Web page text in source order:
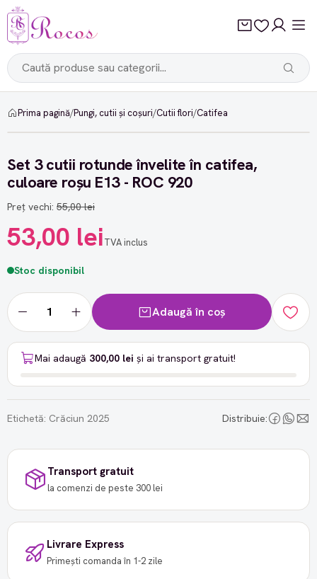
Prima pagină/Pungi, cutii și coșuri/Cutii flori/Catifea
-3%
Set 3 cutii rotunde învelite în catifea,
culoare roșu E13 - ROC 920
Preț vechi: 55,00 lei
53,00 leiTVA inclus
Stoc disponibil
Adaugă în coș
Mai adaugă 300,00 lei și ai transport gratuit!
Etichetă: Crăciun 2025 Distribuie:
Transport gratuit
la comenzi de peste 300 lei
Livrare Express
Primești comanda în 1-2 zile